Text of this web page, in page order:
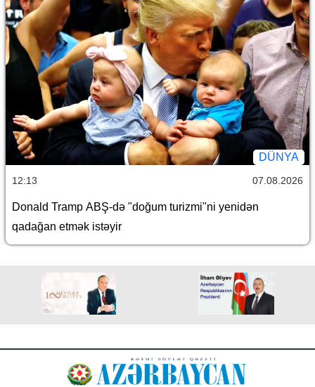
DÜNYA
12:13 07.08.2026
Donald Tramp ABŞ-də "doğum turizmi"ni yenidən
qadağan etmək istəyir